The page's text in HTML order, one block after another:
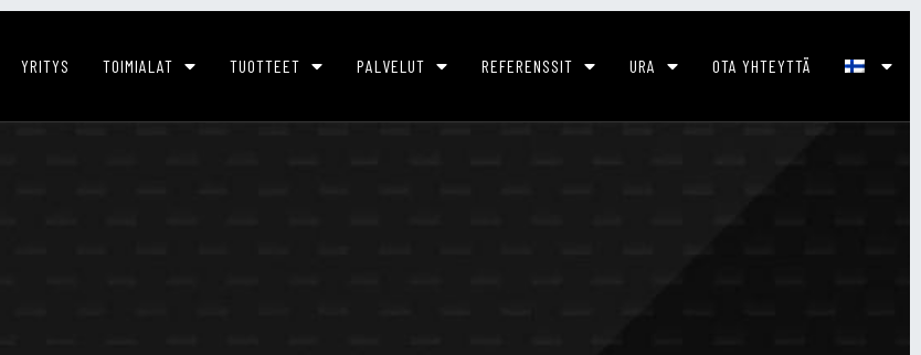
YRITYS TOIMIALAT TUOTTEET PALVELUT REFERENSSIT URA OTA YHTEYTTÄ